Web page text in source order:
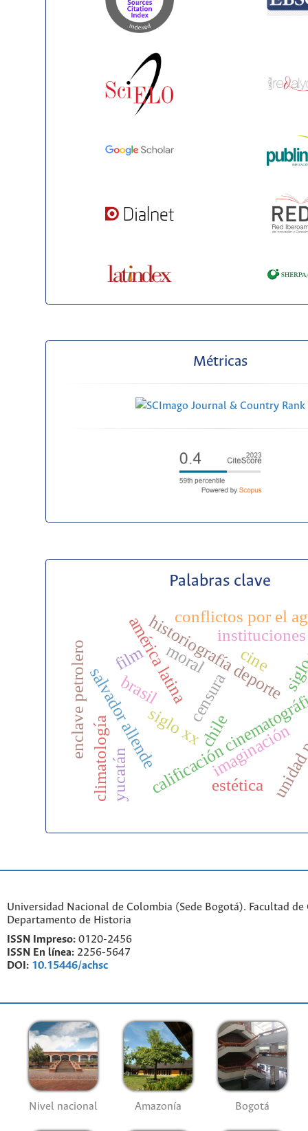
Métricas
Palabras clave
historiografía deporte
américa latinacensura
calificación
cine
film
chile
salvador allende
enclave petrolero imaginación
moral
conflictos por el
siglo xx
climatología
instituciones
yucatán
brasil
estética
Universidad Nacional de Colombia (Sede Bogotá). Facultad de
Departamento de Historia
ISSN Impreso: 0120-2456
ISSN En línea: 2256-5647
DOI: 10.15446/achsc
Nivel nacional Amazonía Bogotá